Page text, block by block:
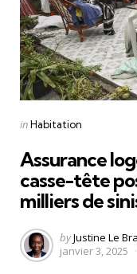
Categories
Posted
inHabitation
Assurance
casse-tête
milliers de
Posted
by
byJustine Le
janvier 3, 2025